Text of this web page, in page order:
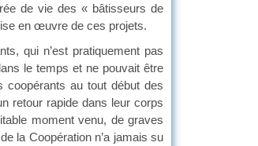
de vie des « bâtisseurs de
en œuvre de ces projets.
qui n’est pratiquement pas
le temps et ne pouvait être
coopérants au tout début des
retour rapide dans leur corps
moment venu, de graves
la Coopération n’a jamais su